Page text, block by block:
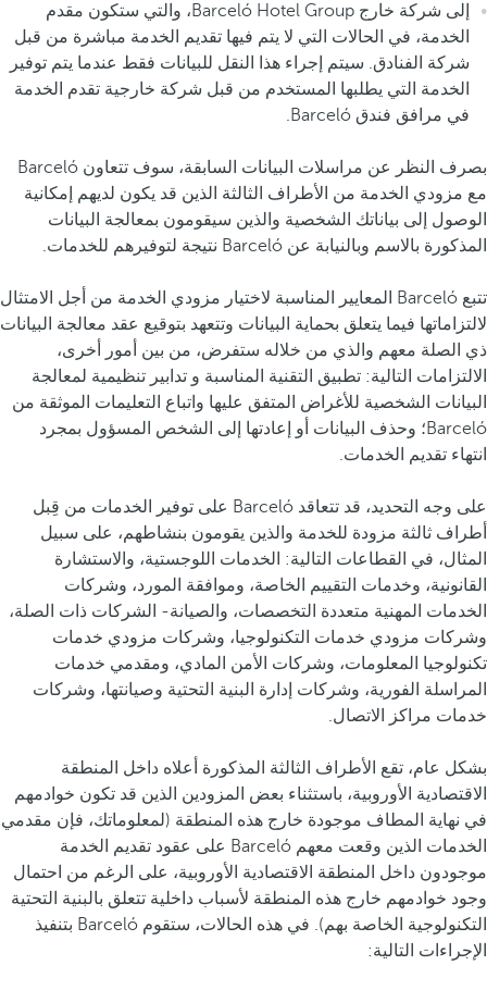
إلى شركة خارج Barceló Hotel Group، والتي ستكون مقدم
الخدمة، في الحالات التي لا يتم فيها تقديم الخدمة مباشرة من قبل
شركة الفنادق. سيتم إجراء هذا النقل للبيانات فقط عندما يتم توفير
الخدمة التي يطلبها المستخدم من قبل شركة خارجية تقدم الخدمة
في مرافق فندق Barceló.
بصرف النظر عن مراسلات البيانات السابقة، سوف تتعاون Barceló
مع مزودي الخدمة من الأطراف الثالثة الذين قد يكون لديهم إمكانية
الوصول إلى بياناتك الشخصية والذين سيقومون بمعالجة البيانات
المذكورة بالاسم وبالنيابة عن Barceló نتيجة لتوفيرهم للخدمات.
تتبع Barceló المعايير المناسبة لاختيار مزودي الخدمة من أجل الامتثال
لالتزاماتها فيما يتعلق بحماية البيانات وتتعهد بتوقيع عقد معالجة البيانات
ذي الصلة معهم والذي من خلاله ستفرض، من بين أمور أخرى،
الالتزامات التالية: تطبيق التقنية المناسبة و تدابير تنظيمية لمعالجة
البيانات الشخصية للأغراض المتفق عليها واتباع التعليمات الموثقة من
Barceló؛ وحذف البيانات أو إعادتها إلى الشخص المسؤول بمجرد
انتهاء تقديم الخدمات.
على وجه التحديد، قد تتعاقد Barceló على توفير الخدمات من قِبل
أطراف ثالثة مزودة للخدمة والذين يقومون بنشاطهم، على سبيل
المثال، في القطاعات التالية: الخدمات اللوجستية، والاستشارة
القانونية، وخدمات التقييم الخاصة، وموافقة المورد، وشركات
الخدمات المهنية متعددة التخصصات، والصيانة- الشركات ذات الصلة،
وشركات مزودي خدمات التكنولوجيا، وشركات مزودي خدمات
تكنولوجيا المعلومات، وشركات الأمن المادي، ومقدمي خدمات
المراسلة الفورية، وشركات إدارة البنية التحتية وصيانتها، وشركات
خدمات مراكز الاتصال.
بشكل عام، تقع الأطراف الثالثة المذكورة أعلاه داخل المنطقة
الاقتصادية الأوروبية، باستثناء بعض المزودين الذين قد تكون خوادمهم
في نهاية المطاف موجودة خارج هذه المنطقة (لمعلوماتك، فإن مقدمي
الخدمات الذين وقعت معهم Barceló على عقود تقديم الخدمة
موجودون داخل المنطقة الاقتصادية الأوروبية، على الرغم من احتمال
وجود خوادمهم خارج هذه المنطقة لأسباب داخلية تتعلق بالبنية التحتية
التكنولوجية الخاصة بهم). في هذه الحالات، ستقوم Barceló بتنفيذ
الإجراءات التالية: